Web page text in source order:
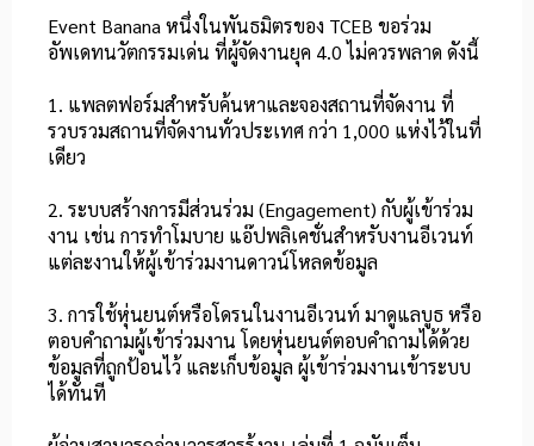
Event Banana หนึ่งในพันธมิตรของ TCEB ขอร่วม
อัพเดทนวัตกรรมเด่น ที่ผู้จัดงานยุค 4.0 ไม่ควรพลาด​​ ดังนี้
1. แพลตฟอร์มสำหรับค้นหาและจองสถานที่จัดงาน​ ที่
รวบรวมสถานที่จัดงานทั่วประเทศ กว่า 1,000 แห่งไว้ในที่
เดียว​
2. ระบบสร้างการมีส่วนร่วม (Engagement) กับผู้เข้าร่วม
งาน เช่น การทำโมบาย แอ๊ปพลิเคชั่นสำหรับงานอีเวนท์
แต่ละงานให้ผู้เข้าร่วมงานดาวน์โหลดข้อมูล​
3. การใช้หุ่นยนต์หรือโดรนในงานอีเวนท์ ​มาดูแลบูธ หรือ
ตอบคำถามผู้เข้าร่วมงาน โดยหุ่นยนต์ตอบคำถามได้ด้วย
ข้อมูลที่ถูกป้อนไว้ และเก็บข้อมูล ผู้เข้าร่วมงานเข้าระบบ
ได้ทันที​